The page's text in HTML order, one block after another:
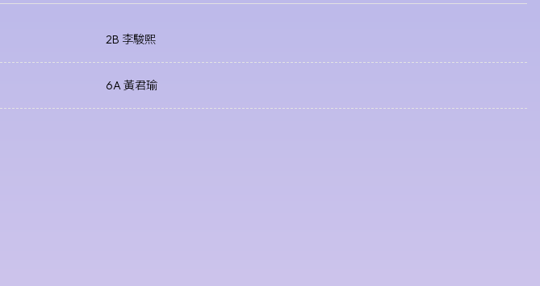
2B 李駿熙
6A 黃君瑜